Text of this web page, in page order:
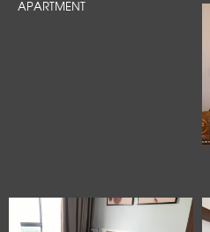
APARTMENT